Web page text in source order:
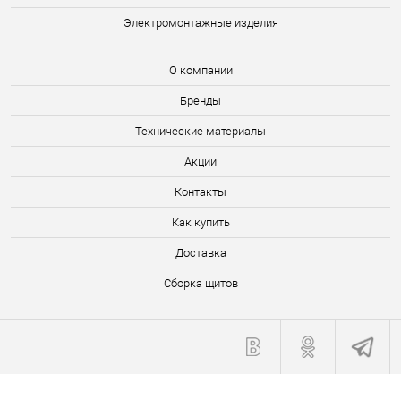
Электромонтажные изделия
О компании
Бренды
Технические материалы
Акции
Контакты
Как купить
Доставка
Сборка щитов